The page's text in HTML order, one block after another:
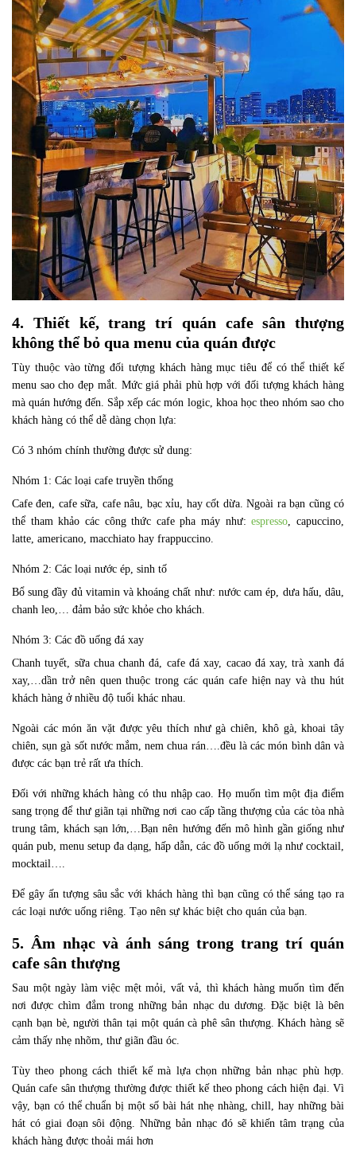
4. Thiết kế, trang trí quán cafe sân thượng
không thể bỏ qua menu của quán được
Tùy thuộc vào từng đối tượng khách hàng mục tiêu để có thể thiết kế
menu sao cho đẹp mắt. Mức giá phải phù hợp với đối tượng khách hàng
mà quán hướng đến. Sắp xếp các món logic, khoa học theo nhóm sao cho
khách hàng có thể dễ dàng chọn lựa:
Có 3 nhóm chính thường được sử dung:
Nhóm 1: Các loại cafe truyền thống
Cafe đen, cafe sữa, cafe nâu, bạc xỉu, hay cốt dừa. Ngoài ra bạn cũng có
thể tham khảo các công thức cafe pha máy như:espresso, capuccino,
latte, americano, macchiato hay frappuccino.
Nhóm 2: Các loại nước ép, sinh tố
Bổ sung đầy đủ vitamin và khoáng chất như: nước cam ép, dưa hấu, dâu,
chanh leo,… đảm bảo sức khỏe cho khách.
Nhóm 3: Các đồ uống đá xay
Chanh tuyết, sữa chua chanh đá, cafe đá xay, cacao đá xay, trà xanh đá
xay,…dần trở nên quen thuộc trong các quán cafe hiện nay và thu hút
khách hàng ở nhiều độ tuổi khác nhau.
Ngoài các món ăn vặt được yêu thích như gà chiên, khô gà, khoai tây
chiên, sụn gà sốt nước mắm, nem chua rán….đều là các món bình dân và
được các bạn trẻ rất ưa thích.
Đối với những khách hàng có thu nhập cao. Họ muốn tìm một địa điểm
sang trọng để thư giãn tại những nơi cao cấp tầng thượng của các tòa nhà
trung tâm, khách sạn lớn,…Bạn nên hướng đến mô hình gần giống như
quán pub, menu setup đa dạng, hấp dẫn, các đồ uống mới lạ như cocktail,
mocktail….
Để gây ấn tượng sâu sắc với khách hàng thì bạn cũng có thể sáng tạo ra
các loại nước uống riêng. Tạo nên sự khác biệt cho quán của bạn.
5. Âm nhạc và ánh sáng trong trang trí quán
cafe sân thượng
Sau một ngày làm việc mệt mỏi, vất vả, thì khách hàng muốn tìm đến
nơi được chìm đắm trong những bản nhạc du dương. Đặc biệt là bên
cạnh bạn bè, người thân tại một quán cà phê sân thượng. Khách hàng sẽ
cảm thấy nhẹ nhõm, thư giãn đầu óc.
Tùy theo phong cách thiết kế mà lựa chọn những bản nhạc phù hợp.
Quán cafe sân thượng thường được thiết kế theo phong cách hiện đại. Vì
vậy, bạn có thể chuẩn bị một số bài hát nhẹ nhàng, chill, hay những bài
hát có giai đoạn sôi động. Những bản nhạc đó sẽ khiến tâm trạng của
khách hàng được thoải mái hơn